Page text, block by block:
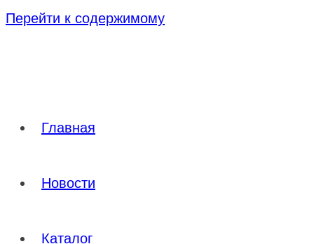
Перейти к содержимому
Главная
Новости
Каталог